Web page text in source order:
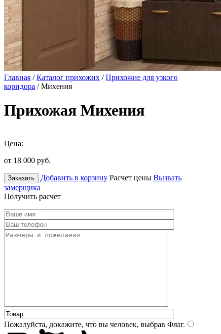
Главная /Каталог прихожих /Прихожие для узкого
коридора / Михения
Прихожая Михения
Цена:
от 18 000 руб.
Заказать Добавить в корзину Расчет цены Вызвать
замерщика
Получить расчет
Пожалуйста, докажите, что вы человек, выбрав Флаг.